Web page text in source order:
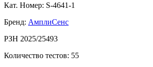
Кат. Номер: S-4641-1
Бренд: АмплиСенс
РЗН 2025/25493
Количество тестов: 55